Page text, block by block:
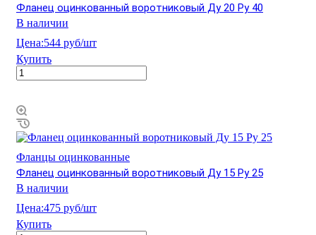
Фланец оцинкованный воротниковый Ду 20 Ру 40
В наличии
Цена:544 руб/шт
Купить
Фланцы оцинкованные
Фланец оцинкованный воротниковый Ду 15 Ру 25
В наличии
Цена:475 руб/шт
Купить